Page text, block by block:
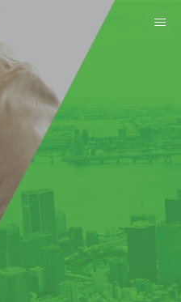
会システムズプランニング